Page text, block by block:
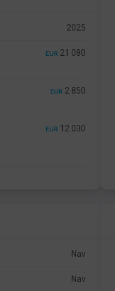
2025
EUR 21 080
EUR 2 850
EUR 12 030
Nav
Nav